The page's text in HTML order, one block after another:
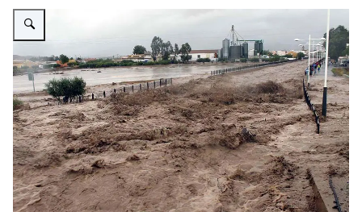
Vergroot afbeelding Overstromingen na hevige regenval in Spanje